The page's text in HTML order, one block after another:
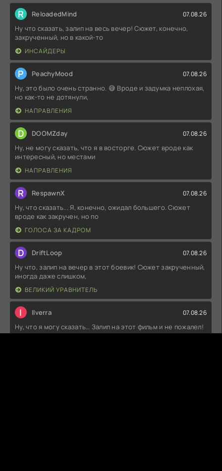
R ReloadedMind 07.08.26
Ну что сказать, залип на весь вечер! Сюжет, конечно,
закрученный, но в какой-то
ИНСАЙДЕРЫ
P PeachyMood 07.08.26
Ну, это было очень странно. 😅 Вроде и задумка неплохая,
но как-то не дотянули,
НАПРАВЛЕНИЯ
D DOOMZday 07.08.26
Ну, не могу сказать, что я в восторге. Сюжет вроде как
интересный, но местами
НАПРАВЛЕНИЯ
R RespawnX 07.08.26
Ну, что сказать... Я, конечно, ожидал большего. Сюжет
вроде как закручен, но по
ГОЛОСА ЗА КАДРОМ
D DriftLoop 07.08.26
Ну что, залип на вечер в этот боевик! Сюжет закрученный,
иногда даже слишком,
ВЕЛИКИЙ УРАВНИТЕЛЬ
I Ilverra 07.08.26
Ну, что я могу сказать… Залип на этот фильм и не пожалел!
Атмосфера просто